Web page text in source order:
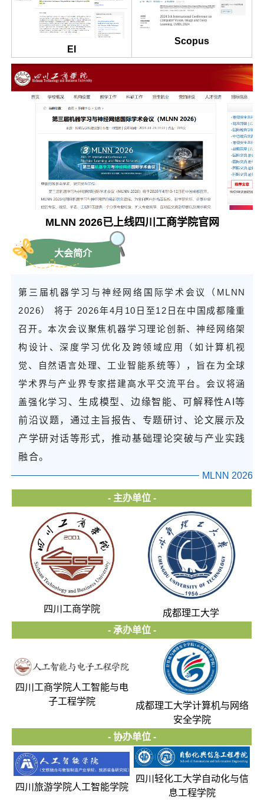
EI
Scopus
MLNN 2026已上线四川工商学院官网
大会简介
第三届机器学习与神经网络国际学术会议（MLNN
2026） 将于 2026年4月10日至12日在中国成都隆重
召开。本次会议聚焦机器学习理论创新、神经网络架
构设计、深度学习优化及跨领域应用（如计算机视
觉、自然语言处理、工业智能系统等），旨在为全球
学术界与产业界专家搭建高水平交流平台。会议将涵
盖强化学习、生成模型、边缘智能、可解释性AI等
前沿议题，通过主旨报告、专题研讨、论文展示及
产学研对话等形式，推动基础理论突破与产业实践
融合。
MLNN 2026
- 主办单位 -
四川工商学院
成都理工大学
- 承办单位 -
四川工商学院人工智能与电
子工程学院
成都理工大学计算机与网络
安全学院
- 协办单位 -
四川旅游学院人工智能学院
四川轻化工大学自动化与信
息工程学院